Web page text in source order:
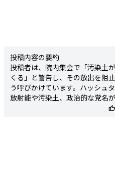
投稿内容の要約
投稿者は、院内集会で「汚染土
くる」と警告し、その放出を阻
う呼びかけています。ハッシュ
放射能や汚染土、政治的な党名
thumb_up